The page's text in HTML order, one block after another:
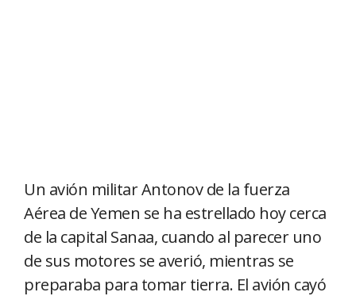
Un avión militar Antonov de la fuerza
Aérea de Yemen se ha estrellado hoy cerca
de la capital Sanaa, cuando al parecer uno
de sus motores se averió, mientras se
preparaba para tomar tierra. El avión cayó